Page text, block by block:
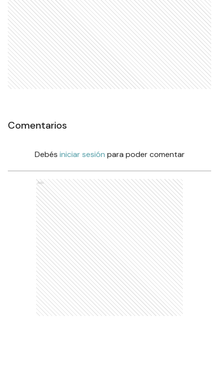
Comentarios
Debés iniciar sesión para poder comentar
Ads